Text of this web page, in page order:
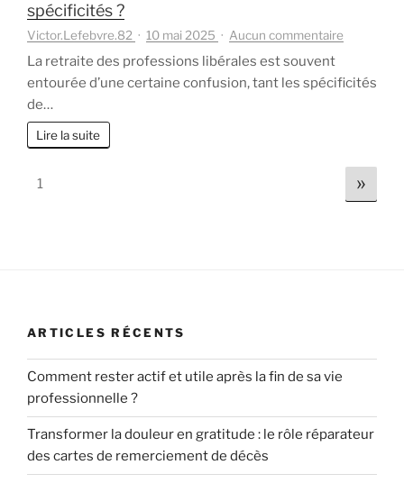
spécificités ?
Victor.Lefebvre.82 10 mai 2025 Aucun commentaire
La retraite des professions libérales est souvent
entourée d’une certaine confusion, tant les spécificités
de…
Lire la suite
Page:
1 Next
»
ARTICLES RÉCENTS
Comment rester actif et utile après la fin de sa vie
professionnelle ?
Transformer la douleur en gratitude : le rôle réparateur
des cartes de remerciement de décès